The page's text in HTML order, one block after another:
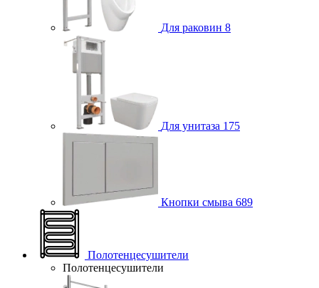
Для раковин 8
Для унитаза 175
Кнопки смыва 689
Полотенцесушители
Полотенцесушители